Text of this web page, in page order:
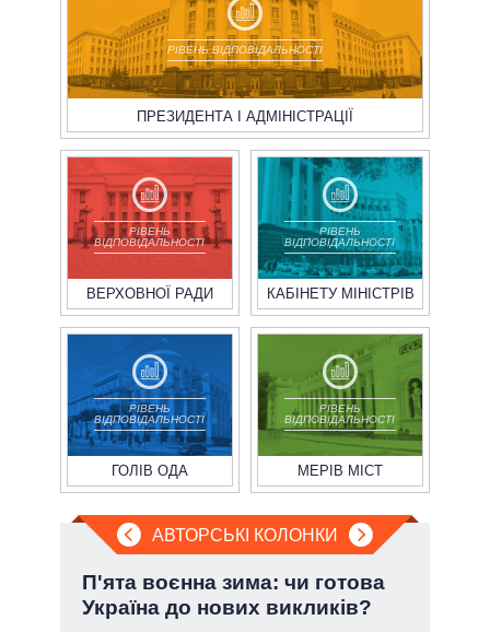
РІВЕНЬ ВІДПОВІДАЛЬНОСТІ
ПРЕЗИДЕНТА І АДМІНІСТРАЦІЇ
РІВЕНЬ
ВІДПОВІДАЛЬНОСТІ
ВЕРХОВНОЇ РАДИ
РІВЕНЬ
ВІДПОВІДАЛЬНОСТІ
КАБІНЕТУ МІНІСТРІВ
РІВЕНЬ
ВІДПОВІДАЛЬНОСТІ
ГОЛІВ ОДА
РІВЕНЬ
ВІДПОВІДАЛЬНОСТІ
МЕРІВ МІСТ
АВТОРСЬКІ КОЛОНКИ
П'ята воєнна зима: чи готова
Україна до нових викликів?